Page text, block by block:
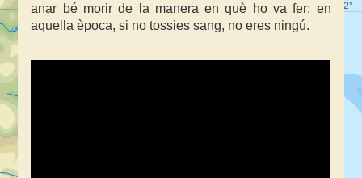
anar bé morir de la manera en què ho va fer: en
aquella època, si no tossies sang, no eres ningú.